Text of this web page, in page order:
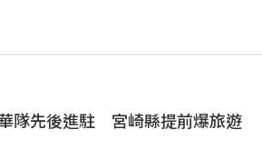
隊先後進駐 宮崎縣提前爆旅遊